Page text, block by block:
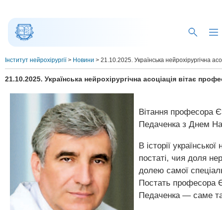
Інститут нейрохірургії> Новини > 21.10.2025. Українська нейрохірургічна
21.10.2025. Українська нейрохірургічна асоціація вітає
Вітання професора
Педаченка з Днем
В історії української
постаті, чия доля
долею самої
Постать професора
Педаченка — саме